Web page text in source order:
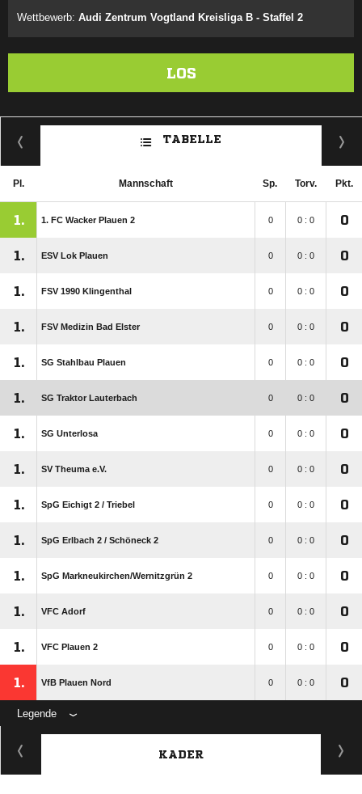
Wettbewerb: Audi Zentrum Vogtland Kreisliga B - Staffel 2
LOS
TABELLE
Pl. Mannschaft Sp. Torv. Pkt.
1. 1. FC Wacker Plauen 2 0 0 : 0 0
1. ESV Lok Plauen 0 0 : 0 0
1. FSV 1990 Klingenthal 0 0 : 0 0
1. FSV Medizin Bad Elster 0 0 : 0 0
1. SG Stahlbau Plauen 0 0 : 0 0
1. SG Traktor Lauterbach 0 0 : 0 0
1. SG Unterlosa 0 0 : 0 0
1. SV Theuma e.V. 0 0 : 0 0
1. SpG Eichigt 2 /​ Triebel 0 0 : 0 0
1. SpG Erlbach 2 /​ Schöneck 2 0 0 : 0 0
1. SpG Markneukirchen/​Wernitzgrün 2 0 0 : 0 0
1. VFC Adorf 0 0 : 0 0
1. VFC Plauen 2 0 0 : 0 0
1. VfB Plauen Nord 0 0 : 0 0
Legende
KADER